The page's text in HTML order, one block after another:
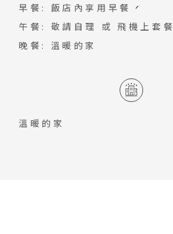
早餐: 飯店內享用早餐
午餐: 敬請自理 或 飛機上套餐
晚餐: 溫暖的家
溫暖的家